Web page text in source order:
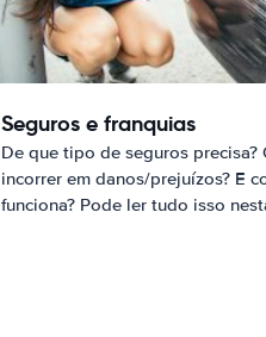
Seguros e franquias
De que tipo de seguros precisa?
incorrer em danos/prejuízos? E
funciona? Pode ler tudo isso